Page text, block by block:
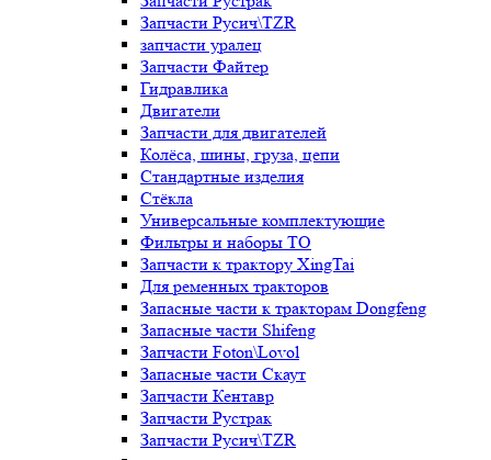
Запчасти Русич\TZR
запчасти уралец
Запчасти Файтер
Гидравлика
Двигатели
Запчасти для двигателей
Колёса, шины, груза, цепи
Стандартные изделия
Стёкла
Универсальные комплектующие
Фильтры и наборы ТО
Запчасти к трактору XingTai
Для ременных тракторов
Запасные части к тракторам Dongfeng
Запасные части Shifeng
Запчасти Foton\Lovol
Запасные части Скаут
Запчасти Кентавр
Запчасти Рустрак
Запчасти Русич\TZR